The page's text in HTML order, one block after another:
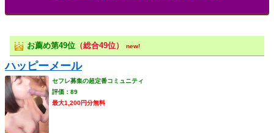
お薦め第49位 （総合49位） new!
ハッピーメール
セフレ募集の超定番コミュニティ
評価：89
最大1,200円分無料